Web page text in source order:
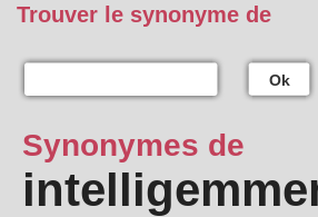
Trouver le synonyme de
Ok
Synonymes de